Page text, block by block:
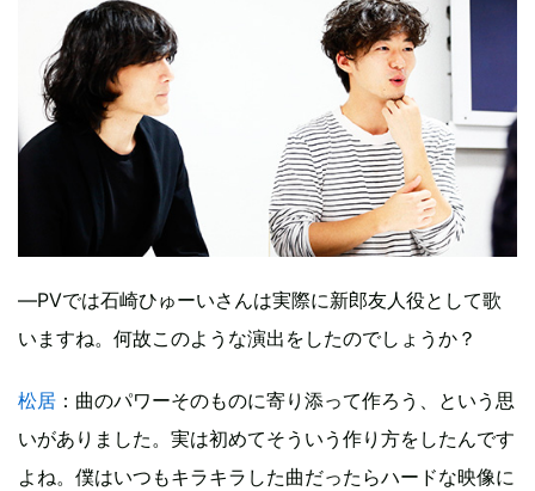
―PVでは石崎ひゅーいさんは実際に新郎友人役として歌
いますね。何故このような演出をしたのでしょうか？
松居 ：曲のパワーそのものに寄り添って作ろう、という思
いがありました。実は初めてそういう作り方をしたんです
よね。僕はいつもキラキラした曲だったらハードな映像に